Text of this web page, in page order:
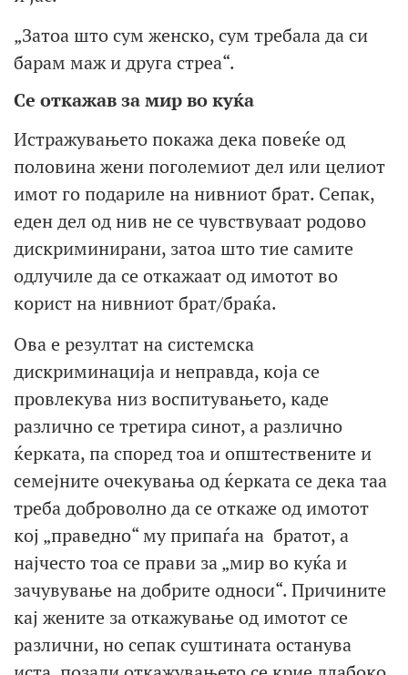
„Затоа што сум женско, сум требала да си
барам маж и друга стреа“.
Се откажав за мир во куќа
Истражувањето покажа дека повеќе од
половина жени поголемиот дел или целиот
имот го подариле на нивниот брат. Сепак,
еден дел од нив не се чувствуваат родово
дискриминирани, затоа што тие самите
одлучиле да се откажаат од имотот во
корист на нивниот брат/браќа.
Ова е резултат на системска
дискриминација и неправда, која се
провлекува низ воспитувањето, каде
различно се третира синот, а различно
ќерката, па според тоа и општествените и
семејните очекувања од ќерката се дека таа
треба доброволно да се откаже од имотот
кој „праведно“ му припаѓа на братот, а
најчесто тоа се прави за „мир во куќа и
зачувување на добрите односи“. Причините
кај жените за откажување од имотот се
различни, но сепак суштината останува